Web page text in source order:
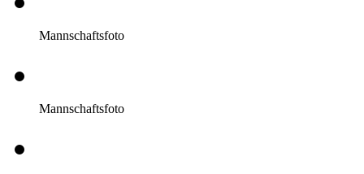
Mannschaftsfoto
Mannschaftsfoto